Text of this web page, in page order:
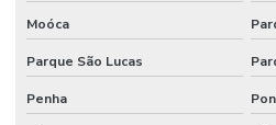
Fabricante De Sacos Plásticos
Filme Plástico Extrudado Para Indústria
Filme Técnico De Plástico
Moóca
Parque São Lucas
Penha